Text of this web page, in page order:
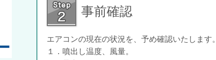
事前確認
エアコンの現在の状況を、予め確認いたします。
１．噴出し温度、風量。